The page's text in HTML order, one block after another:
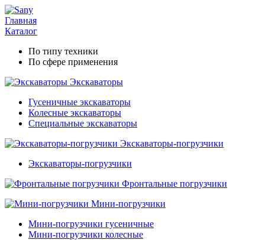
Главная
Каталог
По типу техники
По сфере применения
Экскаваторы
Гусеничные экскаваторы
Колесные экскаваторы
Специальные экскаваторы
Экскаваторы-погрузчики
Экскаваторы-погрузчики
Фронтальные погрузчики
Мини-погрузчики
Мини-погрузчики гусеничные
Мини-погрузчики колесные